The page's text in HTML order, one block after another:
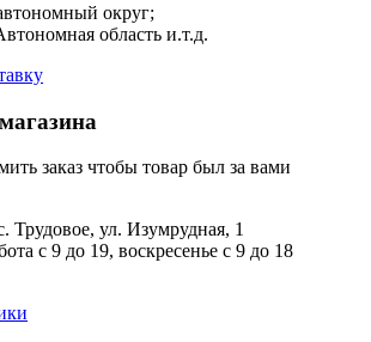
округ;
область и.т.д.
заказ чтобы товар был за вами
Трудовое, ул. Изумрудная, 1
с 9 до 19, воскресенье с 9 до 18